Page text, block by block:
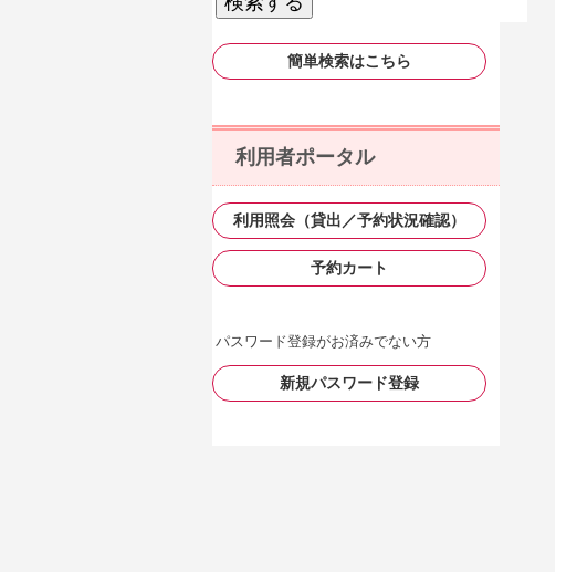
簡単検索はこちら
利用者ポータル
利用照会（貸出／予約状況確認）
予約カート
パスワード登録がお済みでない方
新規パスワード登録